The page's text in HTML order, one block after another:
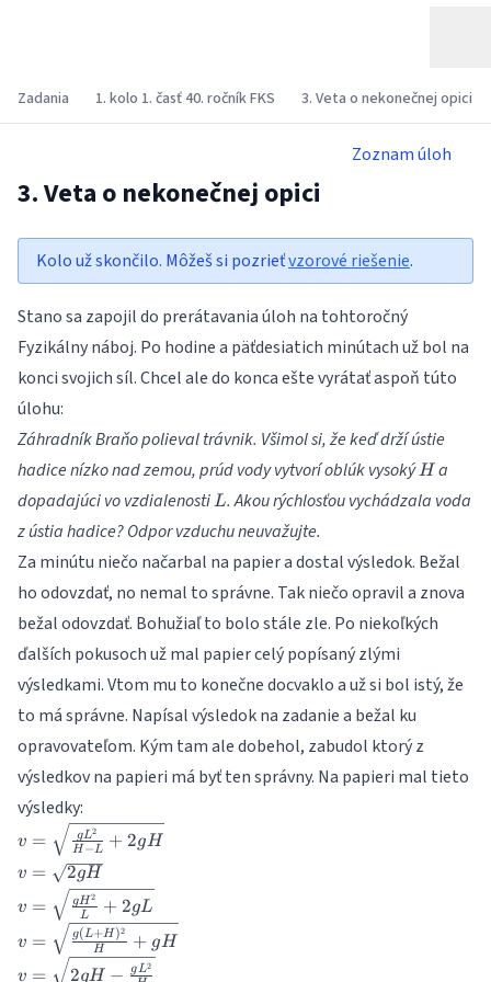
Zadania 1. kolo 1. časť 40. ročník FKS 3. Veta o nekonečnej opici
Zoznam úloh
3. Veta o nekonečnej opici
Kolo už skončilo. Môžeš si pozrieťvzorové riešenie.
Stano sa zapojil do prerátavania úloh na tohtoročný
Fyzikálny náboj. Po hodine a päťdesiatich minútach už bol na
konci svojich síl. Chcel ale do konca ešte vyrátať aspoň túto
úlohu:
Záhradník Braňo polieval trávnik. Všimol si, že keď drží ústie
hadice nízko nad zemou, prúd vody vytvorí oblúk vysoký H
H a
dopadajúci vo vzdialenosti L
L. Akou rýchlosťou vychádzala voda
z ústia hadice? Odpor vzduchu neuvažujte.
Za minútu niečo načarbal na papier a dostal výsledok. Bežal
ho odovzdať, no nemal to správne. Tak niečo opravil a znova
bežal odovzdať. Bohužiaľ to bolo stále zle. Po niekoľkých
ďalších pokusoch už mal papier celý popísaný zlými
výsledkami. Vtom mu to konečne docvaklo a už si bol istý, že
to má správne. Napísal výsledok na zadanie a bežal ku
opravovateľom. Kým tam ale dobehol, zabudol ktorý z
výsledkov na papieri má byť ten správny. Na papieri mal tieto
výsledky:
v =
\sqrt{\frac{gL^2}
{H-L} + 2gH}
v = H−L
gL2 + 2gH
v =
\sqrt{2gH}
v = 2gH
v =
\sqrt{\frac{gH^2}
{L} + 2gL}
v = L
gH 2 + 2gL
v =
\sqrt{\frac{g
(L + H)^2}
v = H
g(L+H )2 + gH
v =
v = 2gH − gL2